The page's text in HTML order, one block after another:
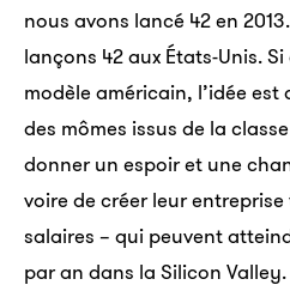
nous avons lancé 42 en
lançons 42 aux États-Unis.
modèle américain, l’idée
des mômes issus de la
donner un espoir et une
voire de créer leur
salaires – qui peuvent
par an dans la Silicon Valley.